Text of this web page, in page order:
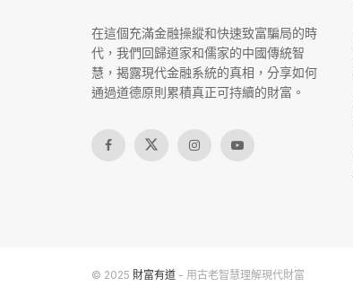
在這個充滿金融操縱和快速致富騙局的時
代，我們回歸道家和儒家的中國傳統智
慧，揭露現代金融系統的真相，分享如何
通過道德原則累積真正可持續的財富。
© 2025 財富有道 - 用古老智慧理解現代財富